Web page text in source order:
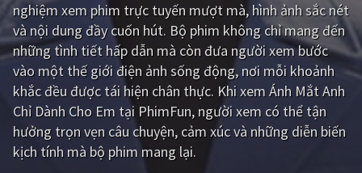
Tổng hợp
CẬP NHẬT
PHIM MỚI
PHIM BỘ
PHIM LẺ
nghiệm xem phim trực tuyến mượt mà, hình ảnh sắc nét
và nội dung đầy cuốn hút. Bộ phim không chỉ mang đến
những tình tiết hấp dẫn mà còn đưa người xem bước
vào một thế giới điện ảnh sống động, nơi mỗi khoảnh
khắc đều được tái hiện chân thực. Khi xem Ánh Mắt Anh
Chỉ Dành Cho Em tại PhimFun, người xem có thể tận
hưởng trọn vẹn câu chuyện, cảm xúc và những diễn biến
kịch tính mà bộ phim mang lại.